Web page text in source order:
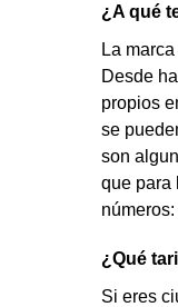
¿A qué
La
Desde
propios
se
son
que para
¿Qué
Si eres